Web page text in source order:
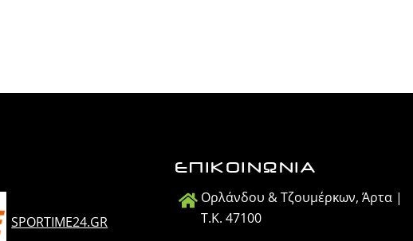
SPORTIME24.GR
ΕΠΙΚΟΙΝΩΝΙΑ
Ορλάνδου & Τζουμέρκων, Άρτα |
Τ.Κ. 47100